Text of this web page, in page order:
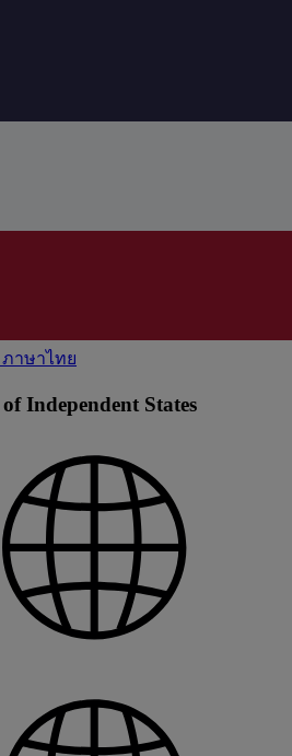
ภาษาไทย
Independent States